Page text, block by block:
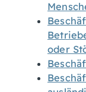
oder